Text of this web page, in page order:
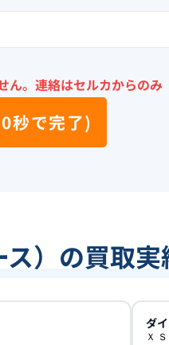
。 連絡はセルカからのみ
秒で完了)
ス）の買取実
ダ
Ｘ Ｓ